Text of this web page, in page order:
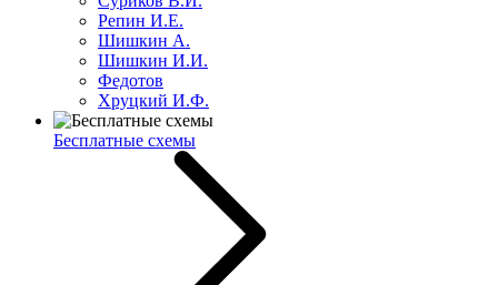
Репин И.Е.
Шишкин А.
Шишкин И.И.
Федотов
Хруцкий И.Ф.
Бесплатные схемы